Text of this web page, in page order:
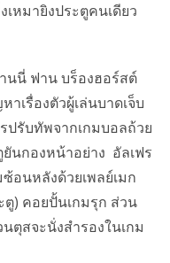
หมายิงประตูคนเดียว
นนี่ ฟาน บร็องฮอร์สต์
เรื่องตัวผู้เล่นบาดเจ็บ
รับทัพจากเกมบอลถ้วย
นกองหน้าอย่าง อัลเฟร
อนหลังด้วยเพลย์เมก
ตู) คอยปั้นเกมรุก ส่วน
ตุสจะนั่งสำรองในเกม